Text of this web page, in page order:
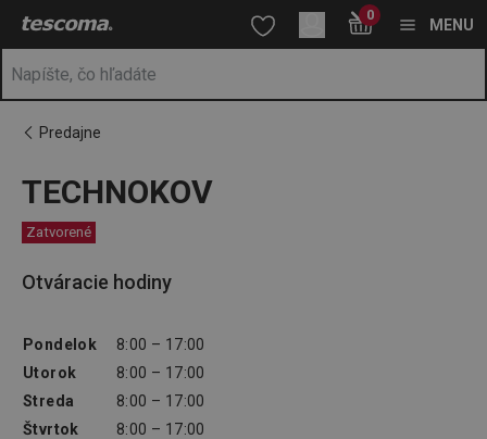
Prejsť na hlavný obsah
Prejsť na vyhľadávanie
Prejsť na navigáciu 0
MENU
Predajne
TECHNOKOV
Zatvorené
Otváracie hodiny
Pondelok
8:00 – 17:00
Utorok
8:00 – 17:00
Streda
8:00 – 17:00
Štvrtok
8:00 – 17:00